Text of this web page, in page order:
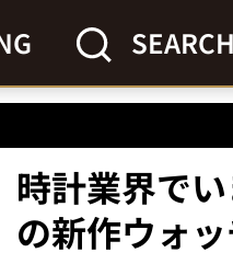
SEARCH
時計業界で
の新作ウォ